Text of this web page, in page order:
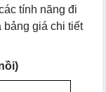
tính năng đi
bảng giá chi tiết